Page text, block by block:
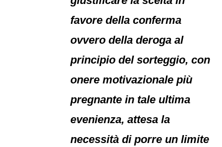
favore della conferma
ovvero della deroga al
principio del sorteggio, con
onere motivazionale più
pregnante in tale ultima
evenienza, attesa la
necessità di porre un limite